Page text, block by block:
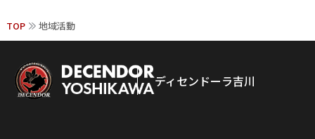
TOP 地域活動
ディセンドーラ吉川